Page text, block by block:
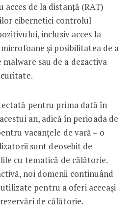
acces de la distanță (RAT)
cibernetici controlul
inclusiv acces la
și posibilitatea de a
sau de a dezactiva
pentru prima dată în
an, adică în perioada de
vacanțele de vară – o
sunt deosebit de
cu tematică de călătorie.
noi domenii continuând
pentru a oferi aceeași
de călătorie.